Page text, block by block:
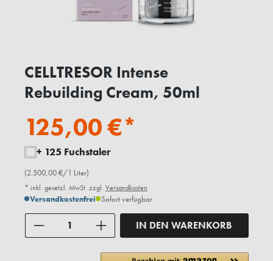
CELLTRESOR Intense
Rebuilding Cream, 50ml
125,00 €*
+ 125 Fuchstaler
(2.500,00 €/1 Liter)
* inkl. gesetzl. MwSt. zzgl. Versandkosten
Versandkostenfrei Sofort verfügbar
IN DEN WARENKORB